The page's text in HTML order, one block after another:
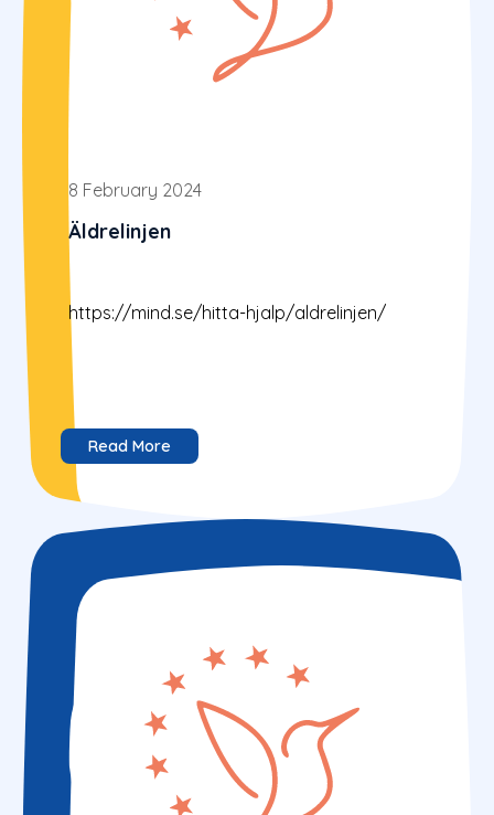
8 February 2024
Äldrelinjen
https://mind.se/hitta-hjalp/aldrelinjen/
Read More